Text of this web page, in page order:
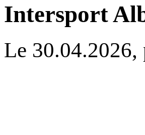
Intersport
Le 30.04.2026,